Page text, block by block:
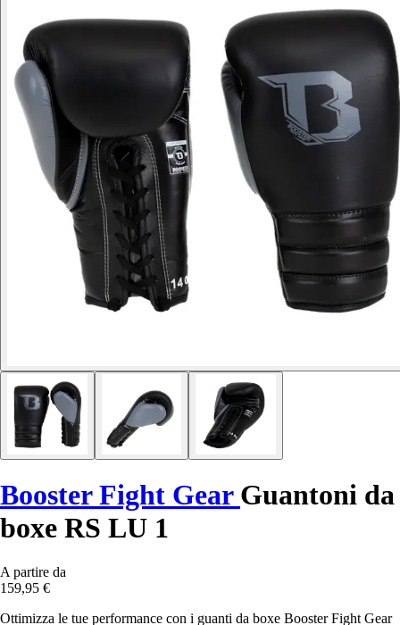
Booster Fight Gear Guantoni da
boxe RS LU 1
A partire da
159,95 €
Ottimizza le tue performance con i guanti da boxe Booster Fight Gear